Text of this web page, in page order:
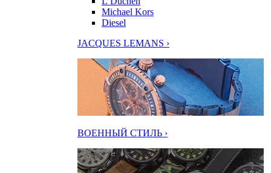
Michael Kors
Diesel
JACQUES LEMANS ›
ВОЕННЫЙ СТИЛЬ ›